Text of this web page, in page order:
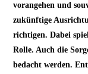
vorangehen und
zukünftige
richtigen. Dabei
Rolle. Auch die
bedacht werden.